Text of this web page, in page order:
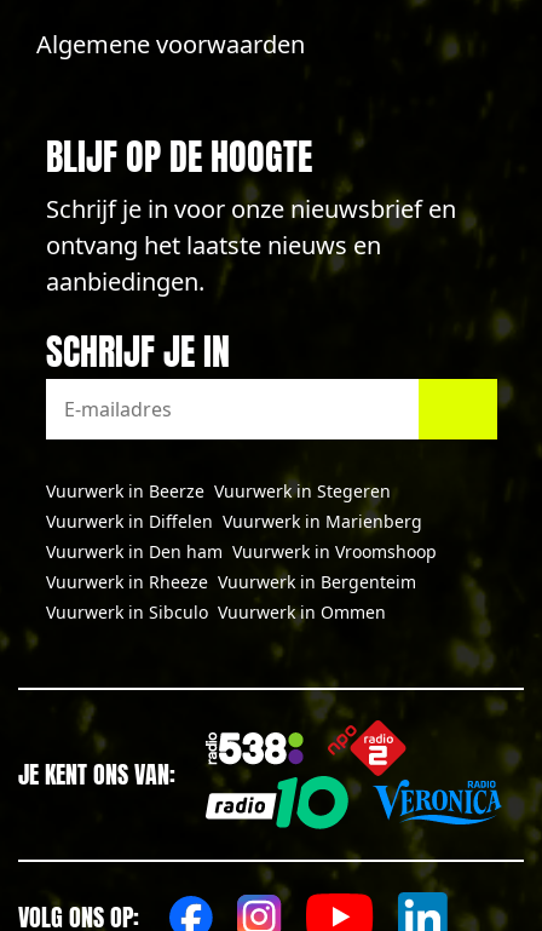
Algemene voorwaarden
BLIJF OP DE HOOGTE
Schrijf je in voor onze nieuwsbrief en
ontvang het laatste nieuws en
aanbiedingen.
SCHRIJF JE IN
Vuurwerk in Beerze Vuurwerk in Stegeren
Vuurwerk in Diffelen Vuurwerk in Marienberg
Vuurwerk in Den ham Vuurwerk in Vroomshoop
Vuurwerk in Rheeze Vuurwerk in Bergenteim
Vuurwerk in Sibculo Vuurwerk in Ommen
JE KENT ONS VAN:
VOLG ONS OP: